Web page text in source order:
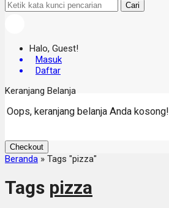
Cari
Halo, Guest!
Masuk
Daftar
Keranjang Belanja
Oops, keranjang belanja Anda kosong!
Checkout
Beranda » Tags "pizza"
Tags pizza